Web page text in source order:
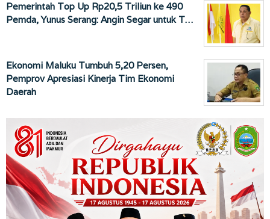
Pemerintah Top Up Rp20,5 Triliun ke 490
Pemda, Yunus Serang: Angin Segar untuk T…
Ekonomi Maluku Tumbuh 5,20 Persen,
Pemprov Apresiasi Kinerja Tim Ekonomi
Daerah